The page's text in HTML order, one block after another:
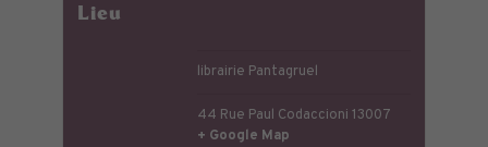
Lieu
librairie Pantagruel
44 Rue Paul Codaccioni 13007
+ Google Map